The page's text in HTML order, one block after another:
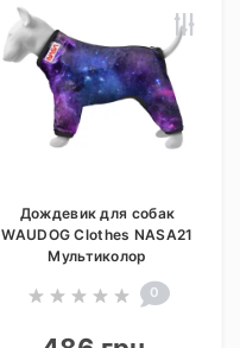
Дождевик для собак
WAUDOG Clothes NASA21
Мультиколор
0